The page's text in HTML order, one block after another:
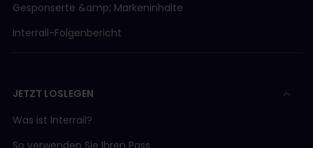
Gesponserte &amp; Markeninhalte
Interrail-Folgenbericht
JETZT LOSLEGEN
Was ist Interrail?